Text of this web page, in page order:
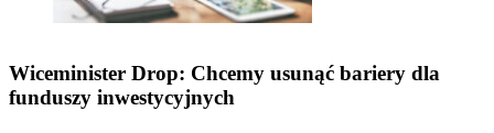
Wiceminister Drop: Chcemy usunąć bariery dla
funduszy inwestycyjnych